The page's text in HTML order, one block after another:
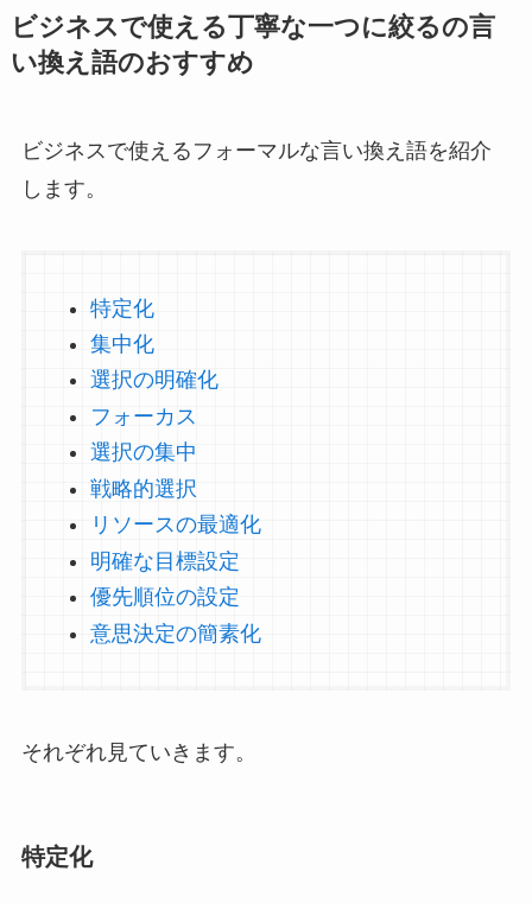
ビジネスで使える丁寧な一つに絞るの言
い換え語のおすすめ
ビジネスで使えるフォーマルな言い換え語を紹介
します。
特定化
集中化
選択の明確化
フォーカス
選択の集中
戦略的選択
リソースの最適化
明確な目標設定
優先順位の設定
意思決定の簡素化
それぞれ見ていきます。
特定化